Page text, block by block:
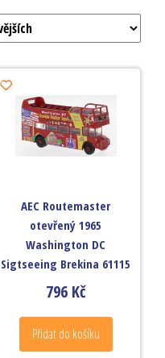
AEC Routemaster
otevřený 1965
Washington DC
Sigtseeing Brekina 61115
796 Kč
Přidat do košíku